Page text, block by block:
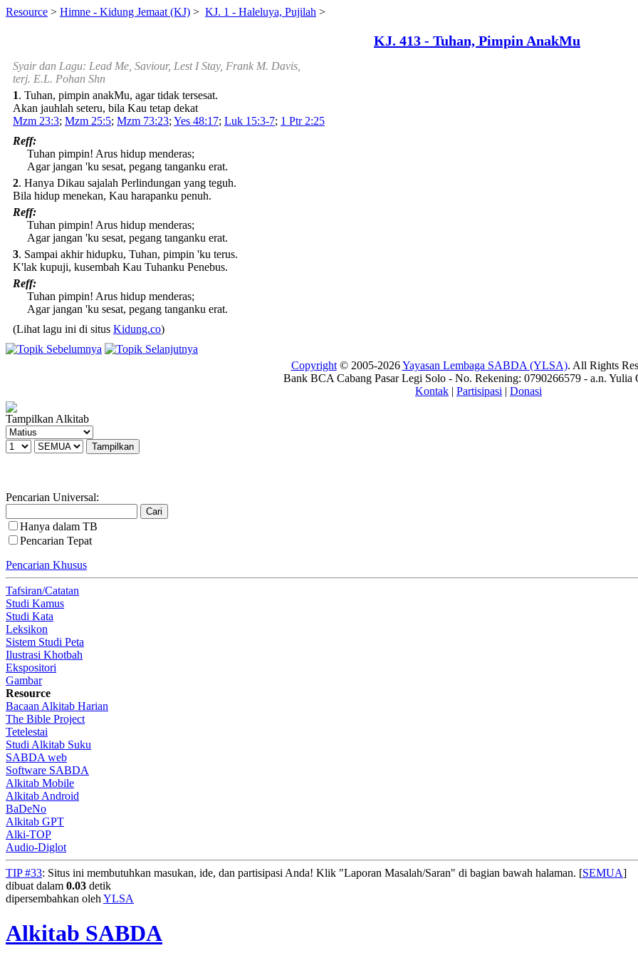
Resource > Himne - Kidung Jemaat (KJ) > KJ. 1 - Haleluya, Pujilah >
KJ. 413 - Tuhan, Pimpin AnakMu
Syair dan Lagu: Lead Me, Saviour, Lest I Stay, Frank M. Davis,
terj. E.L. Pohan Shn
1. Tuhan, pimpin anakMu, agar tidak tersesat.
Akan jauhlah seteru, bila Kau tetap dekat
Mzm 23:3; Mzm 25:5; Mzm 73:23; Yes 48:17; Luk 15:3-7; 1 Ptr 2:25
Reff:
Tuhan pimpin! Arus hidup menderas;
Agar jangan 'ku sesat, pegang tanganku erat.
2. Hanya Dikau sajalah Perlindungan yang teguh.
Bila hidup menekan, Kau harapanku penuh.
Reff:
Tuhan pimpin! Arus hidup menderas;
Agar jangan 'ku sesat, pegang tanganku erat.
3. Sampai akhir hidupku, Tuhan, pimpin 'ku terus.
K'lak kupuji, kusembah Kau Tuhanku Penebus.
Reff:
Tuhan pimpin! Arus hidup menderas;
Agar jangan 'ku sesat, pegang tanganku erat.
(Lihat lagu ini di situs Kidung.co)
Copyright© 2005-2026Yayasan Lembaga SABDA (YLSA). All Rights
Bank BCA Cabang Pasar Legi Solo - No. Rekening: 0790266579 - a.n. Yulia
Kontak | Partisipasi | Donasi
Tampilkan Alkitab
Pencarian Universal:
Hanya dalam TB
Pencarian Tepat
Pencarian Khusus
Tafsiran/Catatan
Studi Kamus
Studi Kata
Leksikon
Sistem Studi Peta
Ilustrasi Khotbah
Ekspositori
Gambar
Resource
Bacaan Alkitab Harian
The Bible Project
Tetelestai
Studi Alkitab Suku
SABDA web
Software SABDA
Alkitab Mobile
Alkitab Android
BaDeNo
Alkitab GPT
Alki-TOP
Audio-Diglot
TIP #33: Situs ini membutuhkan masukan, ide, dan partisipasi Anda! Klik "Laporan Masalah/Saran" di bagian bawah halaman. [SEMUA]
dibuat dalam 0.03 detik
dipersembahkan oleh YLSA
Alkitab SABDA